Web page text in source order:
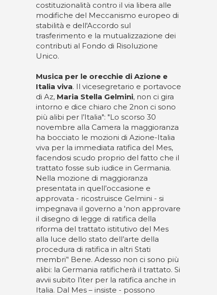
costituzionalità contro il via libera alle
modifiche del Meccanismo europeo di
stabilità e dell'Accordo sul
trasferimento e la mutualizzazione dei
contributi al Fondo di Risoluzione
Unico.
Musica per le orecchie di Azione e
Italia viva. Il vicesegretario e portavoce
di Az, Maria Stella Gelmini, non ci gira
intorno e dice chiaro che 2non ci sono
più alibi per l’Italia": "Lo scorso 30
novembre alla Camera la maggioranza
ha bocciato le mozioni di Azione-Italia
viva per la immediata ratifica del Mes,
facendosi scudo proprio del fatto che il
trattato fosse sub iudice in Germania.
Nella mozione di maggioranza
presentata in quell’occasione e
approvata - ricostruisce Gelmini - si
impegnava il governo a 'non approvare
il disegno di legge di ratifica della
riforma del trattato istitutivo del Mes
alla luce dello stato dell’arte della
procedura di ratifica in altri Stati
membri’' Bene. Adesso non ci sono più
alibi: la Germania ratificherà il trattato. Si
avvii subito l’iter per la ratifica anche in
Italia. Dal Mes – insiste - possono